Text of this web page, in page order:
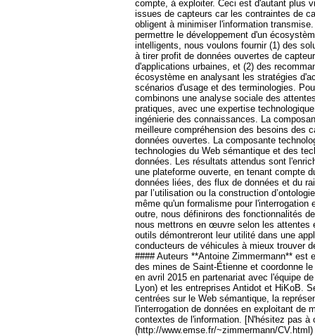
compte, à exploiter. Ceci est d'autant plus
issues de capteurs car les contraintes de
obligent à minimiser l'information
permettre le développement d'un
intelligents, nous voulons fournir (1) des
à tirer profit de données ouvertes de
d'applications urbaines, et (2) des
écosystème en analysant les stratégies
scénarios d'usage et des terminologies.
combinons une analyse sociale des
pratiques, avec une expertise
ingénierie des connaissances. La
meilleure compréhension des besoins des
données ouvertes. La composante
technologies du Web sémantique et des
données. Les résultats attendus sont
une plateforme ouverte, en tenant compte
données liées, des flux de données et du
par l’utilisation ou la construction
même qu'un formalisme pour
outre, nous définirons des fonctionnalités
nous mettrons en œuvre selon les attentes
outils démontreront leur utilité dans une
conducteurs de véhicules à mieux trouver
#### Auteurs **Antoine Zimmermann** est
des mines de Saint-Étienne et coordonne
en avril 2015 en partenariat avec l'équipe
Lyon) et les entreprises Antidot et HiKoB.
centrées sur le Web sémantique, la
l'interrogation de données en exploitant de
contextes de l'information. [N'hésitez pas à
(http://www.emse.fr/~zimmermann/CV.html)